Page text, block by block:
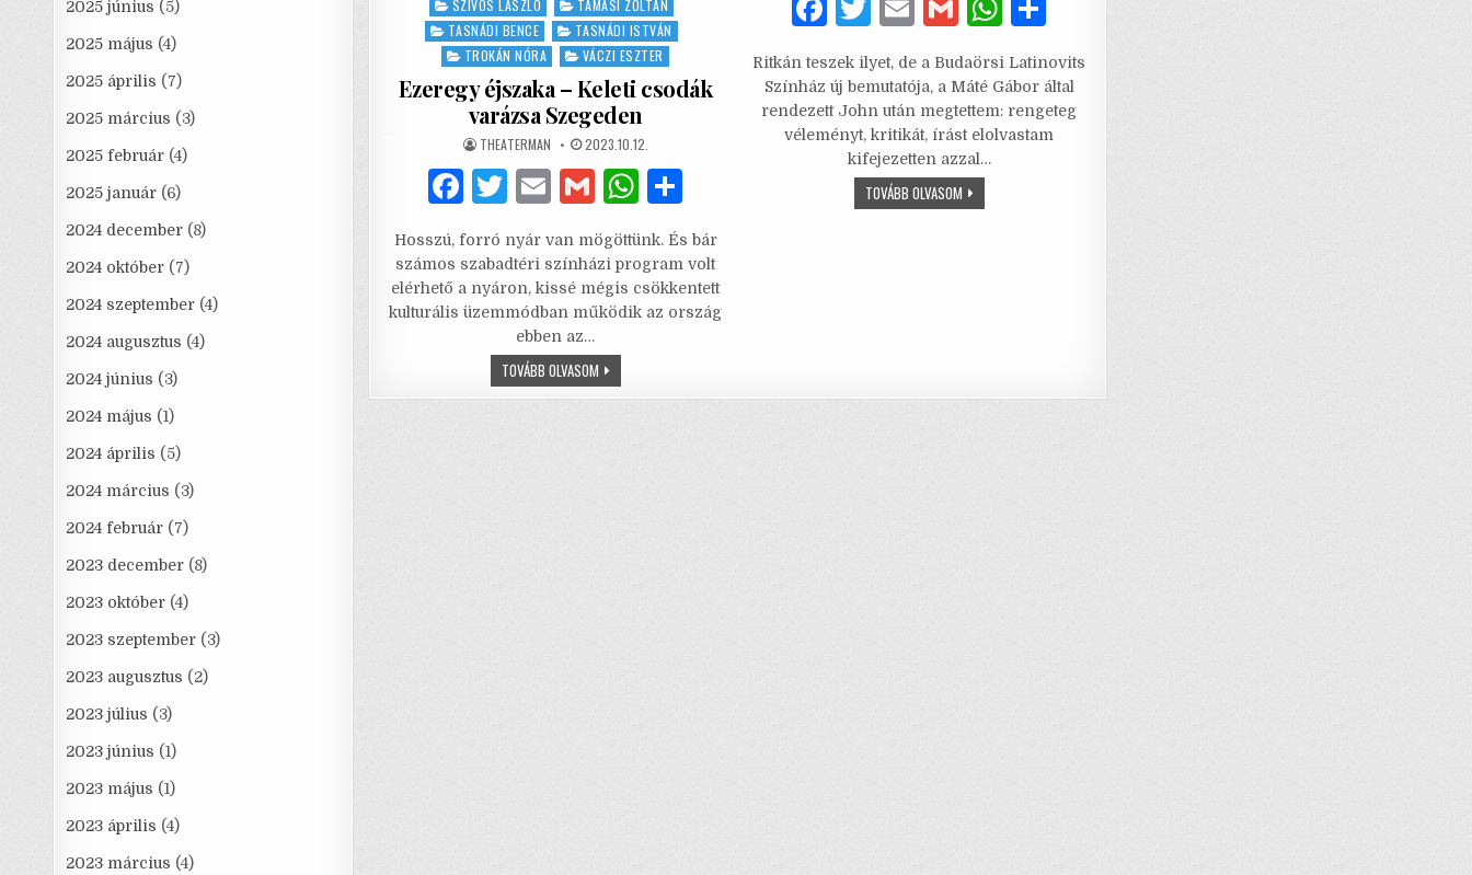
SZÍVÓS LÁSZLÓ
TAMÁSI ZOLTÁN
TASNÁDI BENCE
TASNÁDI ISTVÁN
TROKÁN NÓRA
VÁCZI ESZTER
Ezeregy éjszaka – Keleti csodák
varázsa Szegeden
AUTHOR:
THEATERMAN PUBLISHED
2023.10.12.
F
c
e
b
o
o
T
it
te
r
E
ai
l
G
ai
l
W
at
s
A
p
ar
e
Hosszú, forró nyár van mögöttünk. És bár
számos szabadtéri színházi program volt
elérhető a nyáron, kissé mégis csökkentett
kulturális üzemmódban működik az ország
ebben az…
TOVÁBB OLVASOMEZEREGY
ÉJSZAKA
–
F
c
e
b
o
o
T
it
te
r
E
ai
l
G
ai
l
W
at
s
A
ar
e
Ritkán teszek ilyet, de a Budaörsi Latinovits
Színház új bemutatója, a Máté Gábor által
rendezett John után megtettem: rengeteg
véleményt, kritikát, írást elolvastam
kifejezetten azzal…
TOVÁBB OLVASOMJOHN
–
2025 június (5)
2025 május (4)
2025 április (7)
2025 március (3)
2025 február (4)
2025 január (6)
2024 december (8)
2024 október (7)
2024 szeptember (4)
2024 augusztus (4)
2024 június (3)
2024 május (1)
2024 április (5)
2024 március (3)
2024 február (7)
2023 december (8)
2023 október (4)
2023 szeptember (3)
2023 augusztus (2)
2023 július (3)
2023 június (1)
2023 május (1)
2023 április (4)
2023 március (4)